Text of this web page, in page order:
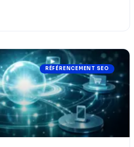
RÉFÉRENCEMENT SEO